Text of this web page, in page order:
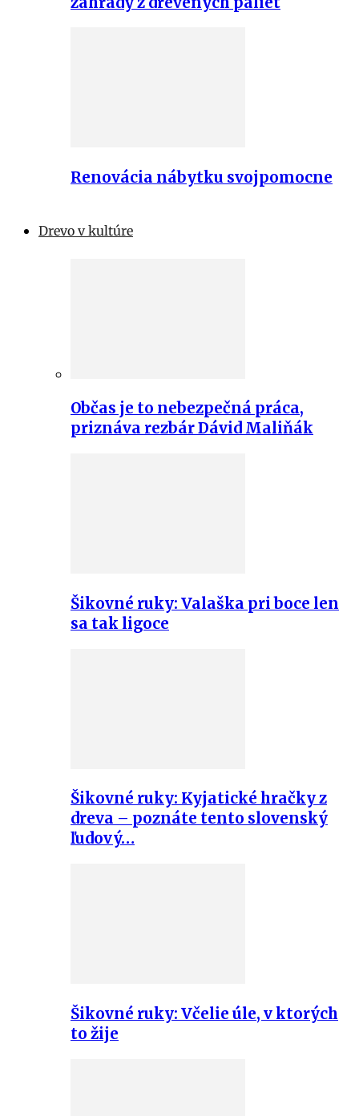
Renovácia nábytku svojpomocne
Drevo v kultúre
Občas je to nebezpečná práca,
priznáva rezbár Dávid Maliňák
Šikovné ruky: Valaška pri boce len
sa tak ligoce
Šikovné ruky: Kyjatické hračky z
dreva – poznáte tento slovenský
ľudový…
Šikovné ruky: Včelie úle, v ktorých
to žije